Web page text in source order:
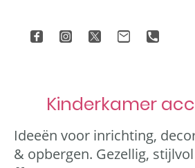
Kinderkamer
Ideeën voor inrichting,
& opbergen. Gezellig,